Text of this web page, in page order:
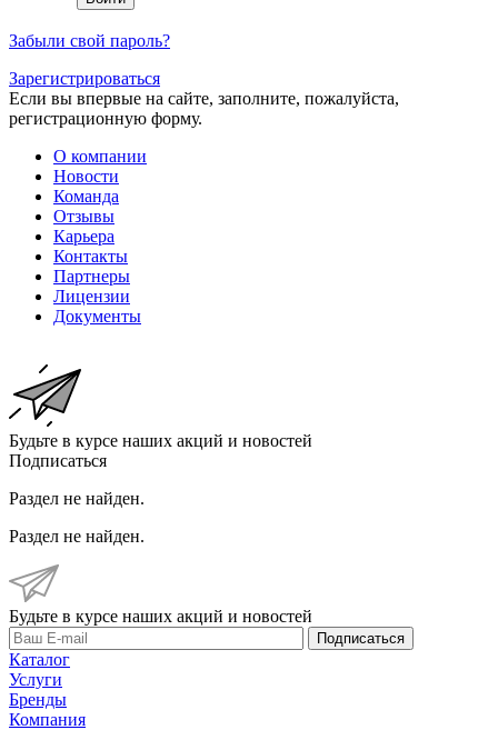
Забыли свой пароль?
Зарегистрироваться
Если вы впервые на сайте, заполните, пожалуйста,
регистрационную форму.
О компании
Новости
Команда
Отзывы
Карьера
Контакты
Партнеры
Лицензии
Документы
Будьте в курсе наших акций и новостей
Подписаться
Раздел не найден.
Раздел не найден.
Будьте в курсе наших акций и новостей
Подписаться
Каталог
Услуги
Бренды
Компания